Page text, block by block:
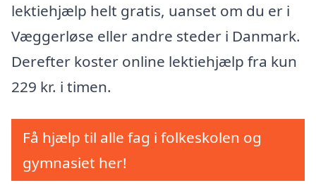
lektiehjælp helt gratis, uanset om du er i
Væggerløse eller andre steder i Danmark.
Derefter koster online lektiehjælp fra kun
229 kr. i timen.
Få hjælp til alle fag i folkeskolen og
gymnasiet her!